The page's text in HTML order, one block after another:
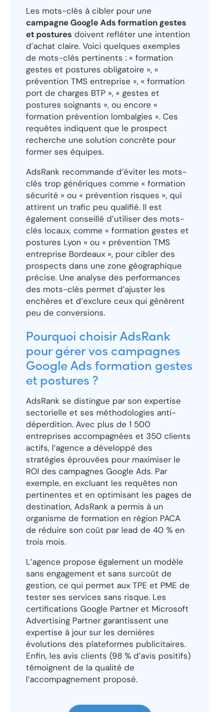
Les mots-clés à cibler pour une
campagne Google Ads formation gestes
et postures doivent refléter une intention
d’achat claire. Voici quelques exemples
de mots-clés pertinents : « formation
gestes et postures obligatoire », «
prévention TMS entreprise », « formation
port de charges BTP », « gestes et
postures soignants », ou encore «
formation prévention lombalgies ». Ces
requêtes indiquent que le prospect
recherche une solution concrète pour
former ses équipes.
AdsRank recommande d’éviter les mots-
clés trop génériques comme « formation
sécurité » ou « prévention risques », qui
attirent un trafic peu qualifié. Il est
également conseillé d’utiliser des mots-
clés locaux, comme « formation gestes et
postures Lyon » ou « prévention TMS
entreprise Bordeaux », pour cibler des
prospects dans une zone géographique
précise. Une analyse des performances
des mots-clés permet d’ajuster les
enchères et d’exclure ceux qui génèrent
peu de conversions.
Pourquoi choisir AdsRank
pour gérer vos campagnes
Google Ads formation gestes
et postures ?
AdsRank se distingue par son expertise
sectorielle et ses méthodologies anti-
déperdition. Avec plus de 1 500
entreprises accompagnées et 350 clients
actifs, l’agence a développé des
stratégies éprouvées pour maximiser le
ROI des campagnes Google Ads. Par
exemple, en excluant les requêtes non
pertinentes et en optimisant les pages de
destination, AdsRank a permis à un
organisme de formation en région PACA
de réduire son coût par lead de 40 % en
trois mois.
L’agence propose également un modèle
sans engagement et sans surcoût de
gestion, ce qui permet aux TPE et PME de
tester ses services sans risque. Les
certifications Google Partner et Microsoft
Advertising Partner garantissent une
expertise à jour sur les dernières
évolutions des plateformes publicitaires.
Enfin, les avis clients (98 % d’avis positifs)
témoignent de la qualité de
l’accompagnement proposé.